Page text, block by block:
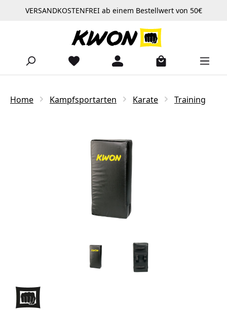
Zum Hauptinhalt springen
VERSANDKOSTENFREI ab einem Bestellwert von 50€
Home Kampfsportarten Karate Training